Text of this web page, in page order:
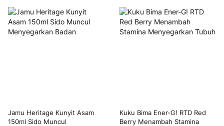
Jamu Heritage Kunyit Asam
150ml Sido Muncul
Kuku Bima Ener-G! RTD Red
Berry Menambah Stamina